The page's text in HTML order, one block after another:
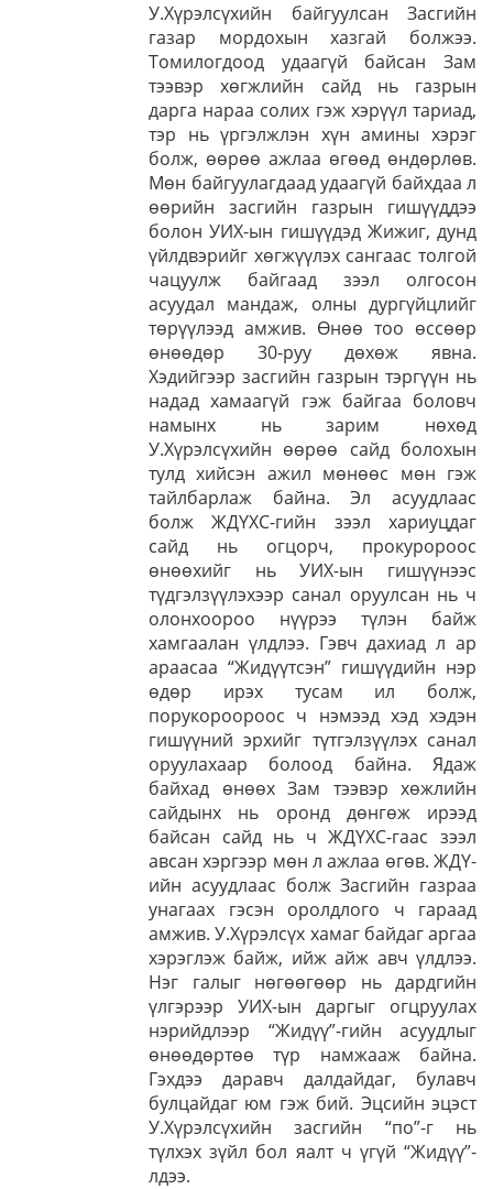
У.Хүрэлсүхийн байгуулсан Засгийн
газар мордохын хазгай болжээ.
Томилогдоод удаагүй байсан Зам
тээвэр хөгжлийн сайд нь газрын
дарга нараа солих гэж хэрүүл тариад,
тэр нь үргэлжлэн хүн амины хэрэг
болж, өөрөө ажлаа өгөөд өндөрлөв.
Мөн байгуулагдаад удаагүй байхдаа л
өөрийн засгийн газрын гишүүддээ
болон УИХ-ын гишүүдэд Жижиг, дунд
үйлдвэрийг хөгжүүлэх сангаас толгой
чацуулж байгаад зээл олгосон
асуудал мандаж, олны дургүйцлийг
төрүүлээд амжив. Өнөө тоо өссөөр
өнөөдөр 30-руу дөхөж явна.
Хэдийгээр засгийн газрын тэргүүн нь
надад хамаагүй гэж байгаа боловч
намынх нь зарим нөхөд
У.Хүрэлсүхийн өөрөө сайд болохын
тулд хийсэн ажил мөнөөс мөн гэж
тайлбарлаж байна. Эл асуудлаас
болж ЖДҮХС-гийн зээл хариуцдаг
сайд нь огцорч, прокуророос
өнөөхийг нь УИХ-ын гишүүнээс
түдгэлзүүлэхээр санал оруулсан нь ч
олонхоороо нүүрээ түлэн байж
хамгаалан үлдлээ. Гэвч дахиад л ар
араасаа “Жидүүтсэн” гишүүдийн нэр
өдөр ирэх тусам ил болж,
порукороороос ч нэмээд хэд хэдэн
гишүүний эрхийг түтгэлзүүлэх санал
оруулахаар болоод байна. Ядаж
байхад өнөөх Зам тээвэр хөжлийн
сайдынх нь оронд дөнгөж ирээд
байсан сайд нь ч ЖДҮХС-гаас зээл
авсан хэргээр мөн л ажлаа өгөв. ЖДҮ-
ийн асуудлаас болж Засгийн газраа
унагаах гэсэн оролдлого ч гараад
амжив. У.Хүрэлсүх хамаг байдаг аргаа
хэрэглэж байж, ийж айж авч үлдлээ.
Нэг галыг нөгөөгөөр нь дардгийн
үлгэрээр УИХ-ын даргыг огцруулах
нэрийдлээр “Жидүү”-гийн асуудлыг
өнөөдөртөө түр намжааж байна.
Гэхдээ даравч далдайдаг, булавч
булцайдаг юм гэж бий. Эцсийн эцэст
У.Хүрэлсүхийн засгийн “по”-г нь
түлхэх зүйл бол яалт ч үгүй “Жидүү”-
лдээ.